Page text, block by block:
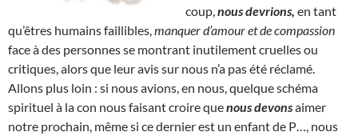
coup, nous devrions, en tant
qu’êtres humains faillibles, manquer d’amour et de compassion
face à des personnes se montrant inutilement cruelles ou
critiques, alors que leur avis sur nous n’a pas été réclamé.
Allons plus loin : si nous avions, en nous, quelque schéma
spirituel à la con nous faisant croire quenous devonsaimer
notre prochain, même si ce dernier est un enfant de P…, nous